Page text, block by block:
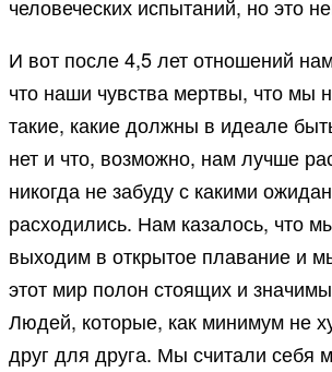
человеческих испытаний, но это
И вот после 4,5 лет отношений
что наши чувства мертвы, что мы
такие, какие должны в идеале
нет и что, возможно, нам лучше
никогда не забуду с какими
расходились. Нам казалось, что
выходим в открытое плавание и
этот мир полон стоящих и
Людей, которые, как минимум не
друг для друга. Мы считали себя